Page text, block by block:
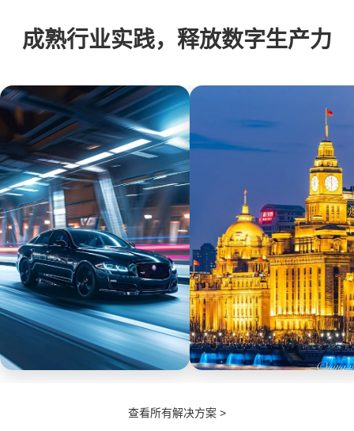
成熟行业实践，释放数字生产力
查看所有解决方案 >